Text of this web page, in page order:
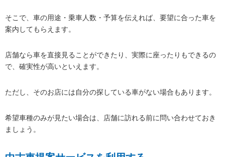
そこで、車の用途・乗車人数・予算を伝えれば、要望に合った車を
案内してもらえます。
店舗なら車を直接見ることができたり、実際に座ったりもできるの
で、確実性が高いといえます。
ただし、そのお店には自分の探している車がない場合もあります。
希望車種のみが見たい場合は、店舗に訪れる前に問い合わせておき
ましょう。